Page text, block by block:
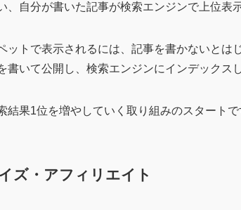
、自分が書いた記事が検索エンジンで上位表
ットで表示されるには、記事を書かないとは
書いて公開し、検索エンジンにインデックス
結果1位を増やしていく取り組みのスタートで
ズ・アフィリエイト